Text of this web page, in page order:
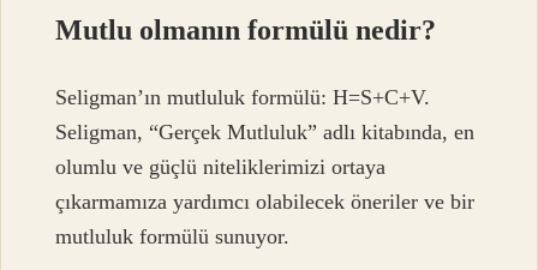
Mutlu olmanın formülü nedir?
Seligman’ın mutluluk formülü: H=S+C+V.
Seligman, “Gerçek Mutluluk” adlı kitabında, en
olumlu ve güçlü niteliklerimizi ortaya
çıkarmamıza yardımcı olabilecek öneriler ve bir
mutluluk formülü sunuyor.